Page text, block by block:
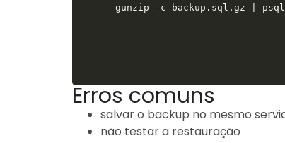
gunzip -c backup.sql.gz | psql
Erros comuns
salvar o backup no mesmo
não testar a restauração